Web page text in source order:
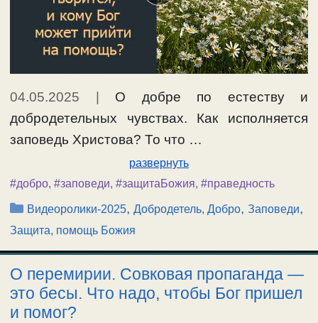
04.05.2025
О добре по естеству и
добродетельных чувствах. Как исполняется
заповедь Христова? То что …
развернуть
#добро, #заповеди, #защитаБожия, #праведность
Рубрики
Видеоролики-2025,Добродетель, Добро,Заповеди,
Защита, помощь Божия
О перемирии. Совковая пропаганда —
это бесы. Что надо, чтобы Бог пришел
и помог?